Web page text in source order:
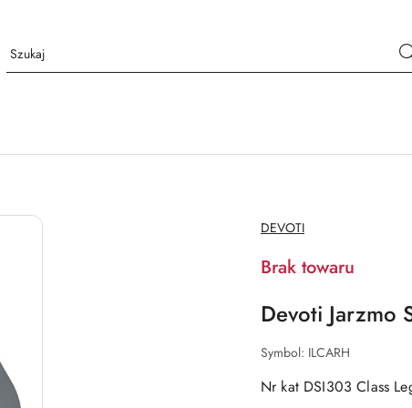
NAZWA
PRODUCENTA:
DEVOTI
Brak towaru
Devoti Jarzmo
Symbol: ILCARH
Nr kat DSI303 Class